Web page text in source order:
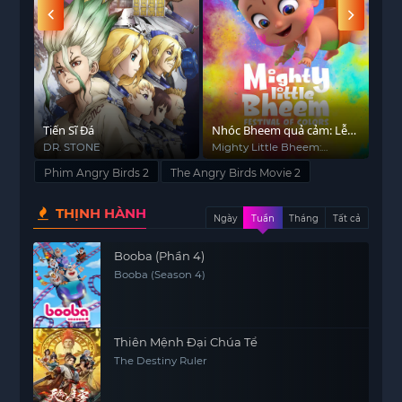
phải tham gia các lực lượng với đội Porcine hùng
mạnh của Leonard để cản trở các chương trình
táo bạo của Megalomaniac Zeta cho sự thống trị
thế giới của Zeta. Tuy nhiên, có khả năng thay đổi
màu đỏ?
Tiến Sĩ Đá
DR. STONE
Nhóc Bheem quả cảm: Lễ
hội sắc màu
Mighty Little Bheem:
Festival of Colors
Phim Angry Birds 2 The Angry Birds Movie 2
THỊNH HÀNH Ngày Tuần Tháng Tất cả
Booba (Phần 4)
Booba (Season 4)
Thiên Mệnh Đại Chúa Tể
The Destiny Ruler